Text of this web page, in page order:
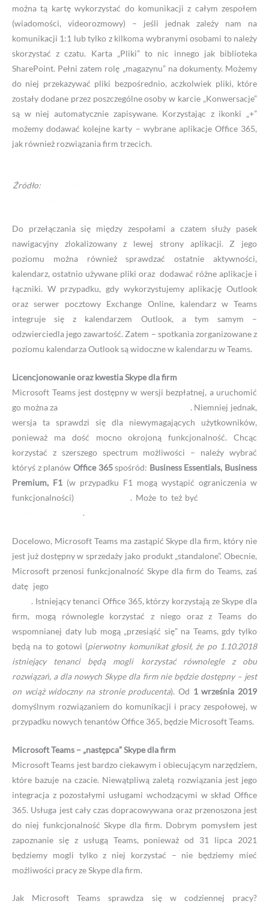
można tą kartę wykorzystać do komunikacji z całym zespołem
(wiadomości, videorozmowy) – jeśli jednak zależy nam na
komunikacji 1:1 lub tylko z kilkoma wybranymi osobami to należy
skorzystać z czatu. Karta „Pliki” to nic innego jak biblioteka
SharePoint. Pełni zatem rolę „magazynu” na dokumenty. Możemy
do niej przekazywać pliki bezpośrednio, aczkolwiek pliki, które
zostały dodane przez poszczególne osoby w karcie „Konwersacje”
są w niej automatycznie zapisywane. Korzystając z ikonki „+”
możemy dodawać kolejne karty – wybrane aplikacje Office 365,
jak również rozwiązania firm trzecich.
Źródło:
Do przełączania się między zespołami a czatem służy pasek
nawigacyjny zlokalizowany z lewej strony aplikacji. Z jego
poziomu można również sprawdzać ostatnie aktywności,
kalendarz, ostatnio używane pliki oraz dodawać różne aplikacje i
łączniki. W przypadku, gdy wykorzystujemy aplikację Outlook
oraz serwer pocztowy Exchange Online, kalendarz w Teams
integruje się z kalendarzem Outlook, a tym samym –
odzwierciedla jego zawartość. Zatem – spotkania zorganizowane z
poziomu kalendarza Outlook są widoczne w kalendarzu w Teams.
Licencjonowanie oraz kwestia Skype dla firm
Microsoft Teams jest dostępny w wersji bezpłatnej, a uruchomić
go można za
. Niemniej jednak,
wersja ta sprawdzi się dla niewymagających użytkowników,
ponieważ ma dość mocno okrojoną funkcjonalność. Chcąc
korzystać z szerszego spectrum możliwości – należy wybrać
któryś z planów Office 365spośród: Business Essentials, Business
Premium, F1 (w przypadku F1 mogą wystąpić ograniczenia w
funkcjonalności)
. Może to też być
.
Docelowo, Microsoft Teams ma zastąpić Skype dla firm, który nie
jest już dostępny w sprzedaży jako produkt „standalone”. Obecnie,
Microsoft przenosi funkcjonalność Skype dla firm do Teams, zaś
datę jego
. Istniejący tenanci Office 365, którzy korzystają ze Skype dla
firm, mogą równolegle korzystać z niego oraz z Teams do
wspomnianej daty lub mogą „przesiąść się” na Teams, gdy tylko
będą na to gotowi (pierwotny komunikat głosił, że po 1.10.2018
istniejący tenanci będą mogli korzystać równolegle z obu
rozwiązań, a dla nowych Skype dla firm nie będzie dostępny – jest
on wciąż widoczny na stronie producenta). Od 1 września 2019
domyślnym rozwiązaniem do komunikacji i pracy zespołowej, w
przypadku nowych tenantów Office 365, będzie Microsoft Teams.
Microsoft Teams – „następca” Skype dla firm
Microsoft Teams jest bardzo ciekawym i obiecującym narzędziem,
które bazuje na czacie. Niewątpliwą zaletą rozwiązania jest jego
integracja z pozostałymi usługami wchodzącymi w skład Office
365. Usługa jest cały czas dopracowywana oraz przenoszona jest
do niej funkcjonalność Skype dla firm. Dobrym pomysłem jest
zapoznanie się z usługą Teams, ponieważ od 31 lipca 2021
będziemy mogli tylko z niej korzystać – nie będziemy mieć
możliwości pracy ze Skype dla firm.
Jak Microsoft Teams sprawdza się w codziennej pracy?